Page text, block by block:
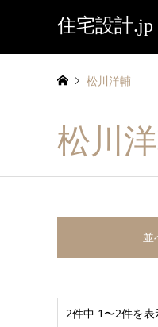
住宅設計.jp
松川洋輔
松川
並
2件中 1〜2件を表